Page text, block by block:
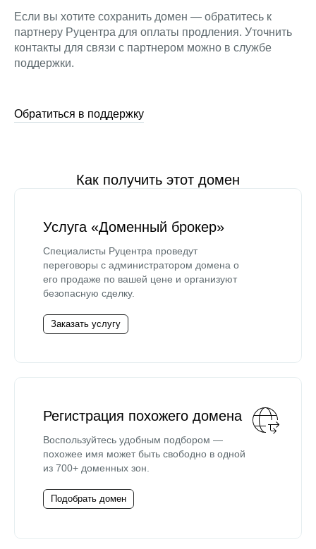
Если вы хотите сохранить домен — обратитесь к
партнеру Руцентра для оплаты продления. Уточнить
контакты для связи с партнером можно в службе
поддержки.
Обратиться в поддержку
Как получить этот домен
Услуга «Доменный брокер»
Специалисты Руцентра проведут
переговоры с администратором домена о
его продаже по вашей цене и организуют
безопасную сделку.
Заказать услугу
Регистрация похожего домена
Воспользуйтесь удобным подбором —
похожее имя может быть свободно в одной
из 700+ доменных зон.
Подобрать домен